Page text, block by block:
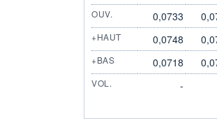
OUV. 0,0733
+HAUT 0,0748
+BAS 0,0718
VOL. -